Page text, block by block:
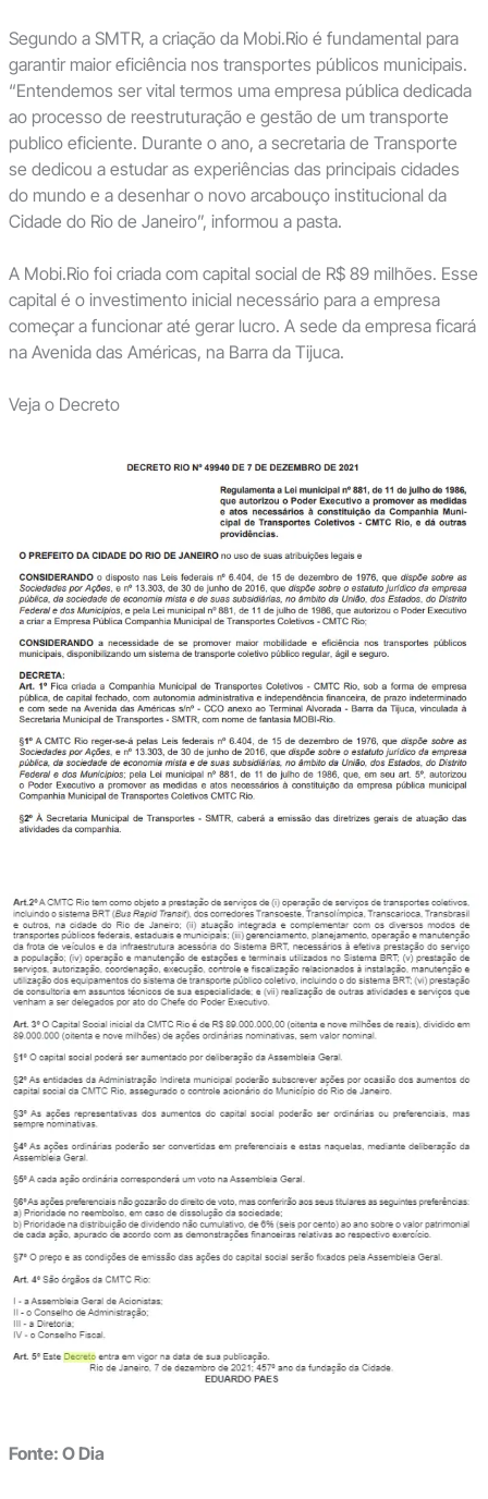
Segundo a SMTR, a criação da Mobi.Rio é fundamental para
garantir maior eficiência nos transportes públicos municipais.
“Entendemos ser vital termos uma empresa pública dedicada
ao processo de reestruturação e gestão de um transporte
publico eficiente. Durante o ano, a secretaria de Transporte
se dedicou a estudar as experiências das principais cidades
do mundo e a desenhar o novo arcabouço institucional da
Cidade do Rio de Janeiro”, informou a pasta.
A Mobi.Rio foi criada com capital social de R$ 89 milhões. Esse
capital é o investimento inicial necessário para a empresa
começar a funcionar até gerar lucro. A sede da empresa ficará
na Avenida das Américas, na Barra da Tijuca.
Veja o Decreto
Fonte: O Dia